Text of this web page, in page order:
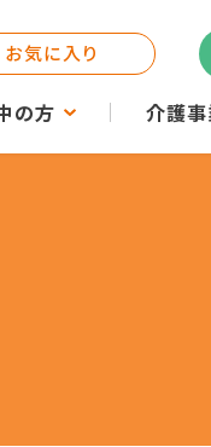
の方 介護
お気に入り